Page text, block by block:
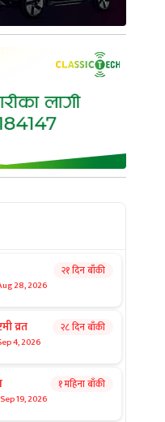
28, 2026
२१ दिन बाँकी
व्रत
4, 2026
२८ दिन बाँकी
Sep 19, 2026
१ महिना बाँकी